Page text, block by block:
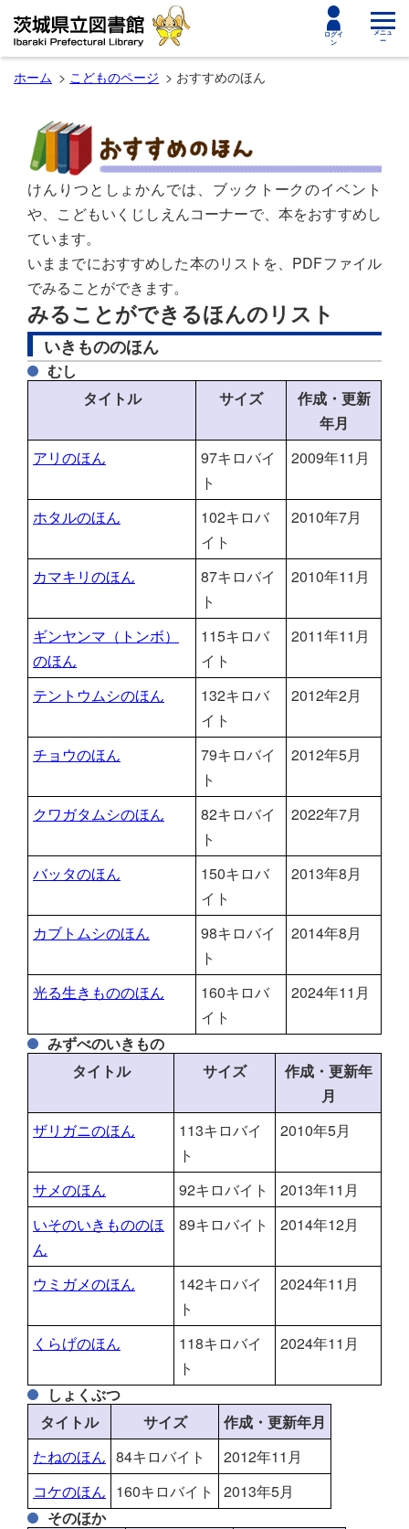
ログイ
ン
toggle
メニュ
ー
ホーム こどものページ おすすめのほん
けんりつとしょかんでは、ブックトークのイベント
や、こどもいくじしえんコーナーで、本をおすすめし
ています。
いままでにおすすめした本のリストを、PDFファイル
でみることができます。
みることができるほんのリスト
いきもののほん
むし
タイトル
サイズ
作成・更新
年月
アリのほん
97キロバイ
ト
2009年11月
ホタルのほん
102キロバ
イト
2010年7月
カマキリのほん
87キロバイ
ト
2010年11月
ギンヤンマ（トンボ）
のほん
115キロバ
イト
2011年11月
テントウムシのほん
132キロバ
イト
2012年2月
チョウのほん
79キロバイ
ト
2012年5月
クワガタムシのほん
82キロバイ
ト
2022年7月
バッタのほん
150キロバ
イト
2013年8月
カブトムシのほん
98キロバイ
ト
2014年8月
光る生きもののほん
160キロバ
イト
2024年11月
みずべのいきもの
タイトル
サイズ
作成・更新年
月
ザリガニのほん
113キロバイ
ト
2010年5月
サメのほん 92キロバイト
2013年11月
いそのいきもののほ
ん
89キロバイト 2014年12月
ウミガメのほん
142キロバイ
ト
2024年11月
くらげのほん
118キロバイ
ト
2024年11月
しょくぶつ
タイトル
サイズ
作成・更新年月
たねのほん 84キロバイト
2012年11月
コケのほん 160キロバイト
2013年5月
そのほか